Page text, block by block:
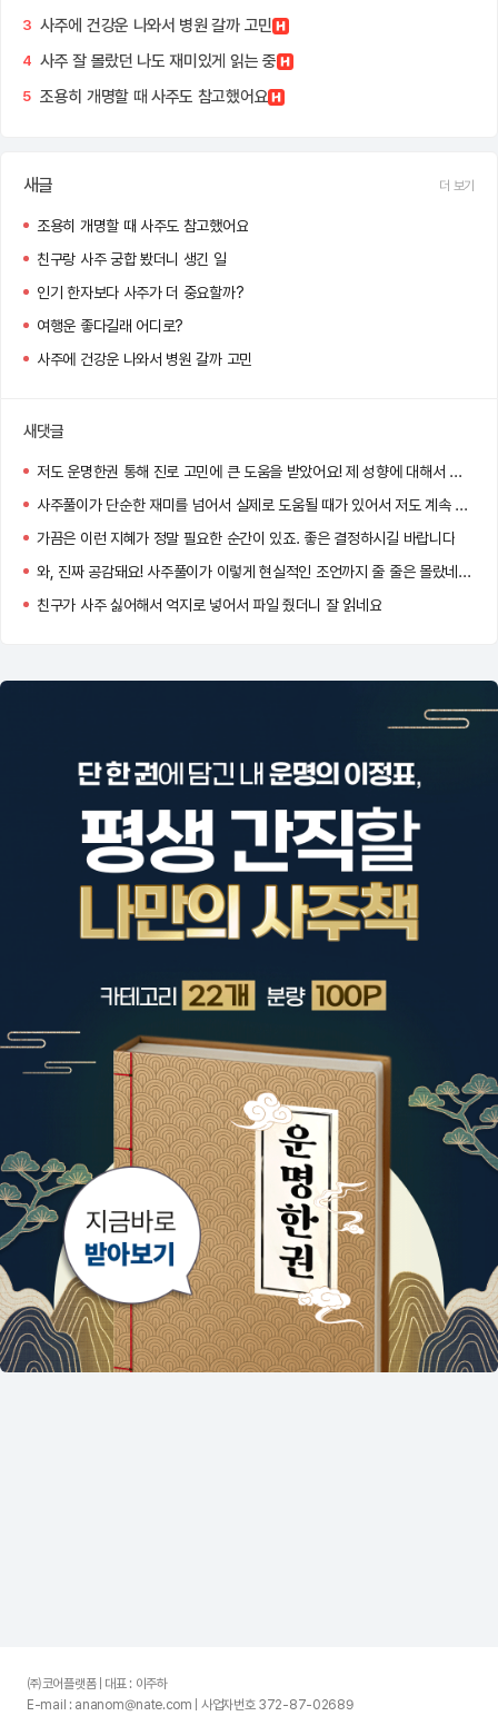
3 사주에 건강운 나와서 병원 갈까 고민
4 사주 잘 몰랐던 나도 재미있게 읽는 중
5 조용히 개명할 때 사주도 참고했어요
새글 더 보기
조용히 개명할 때 사주도 참고했어요
친구랑 사주 궁합 봤더니 생긴 일
인기 한자보다 사주가 더 중요할까?
여행운 좋다길래 어디로?
사주에 건강운 나와서 병원 갈까 고민
새댓글
저도 운명한권 통해 진로 고민에 큰 도움을 받았어요! 제 성향에 대해서 파고들다보니 고민 되었던 부분들이 한결 쉽게 해결되더라고요
사주풀이가 단순한 재미를 넘어서 실제로 도움될 때가 있어서 저도 계속 보게 되는 것 같아요 ㅎㅎ
가끔은 이런 지혜가 정말 필요한 순간이 있죠. 좋은 결정하시길 바랍니다
와, 진짜 공감돼요! 사주풀이가 이렇게 현실적인 조언까지 줄 줄은 몰랐네요. 특히 인간관계랑 직업운 부분이 정확했다니 더 흥미로워요! 앞으로도 좋은 선택하시길 바라요 !
친구가 사주 싫어해서 억지로 넣어서 파일 줬더니 잘 읽네요
㈜코어플랫폼 | 대표 : 이주하
E-mail : ananom@nate.com | 사업자번호 372-87-02689